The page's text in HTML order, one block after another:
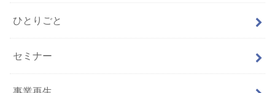
ひとりごと
セミナー